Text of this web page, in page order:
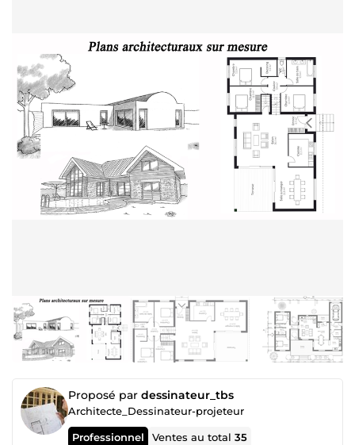
Proposé par dessinateur_tbs
Architecte_Dessinateur-projeteur
Professionnel Ventes au total35